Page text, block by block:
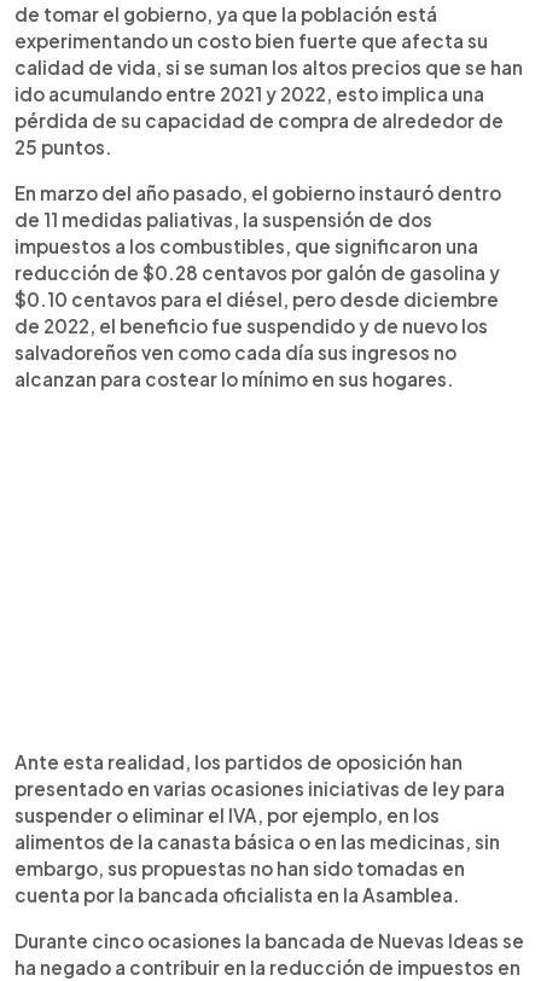
de tomar el gobierno, ya que la población está
experimentando un costo bien fuerte que afecta su
calidad de vida, si se suman los altos precios que se han
ido acumulando entre 2021 y 2022, esto implica una
pérdida de su capacidad de compra de alrededor de
25 puntos.
En marzo del año pasado, el gobierno instauró dentro
de 11 medidas paliativas, la suspensión de dos
impuestos a los combustibles, que significaron una
reducción de $0.28 centavos por galón de gasolina y
$0.10 centavos para el diésel, pero desde diciembre
de 2022, el beneficio fue suspendido y de nuevo los
salvadoreños ven como cada día sus ingresos no
alcanzan para costear lo mínimo en sus hogares.
Ante esta realidad, los partidos de oposición han
presentado en varias ocasiones iniciativas de ley para
suspender o eliminar el IVA, por ejemplo, en los
alimentos de la canasta básica o en las medicinas, sin
embargo, sus propuestas no han sido tomadas en
cuenta por la bancada oficialista en la Asamblea.
Durante cinco ocasiones la bancada de Nuevas Ideas se
ha negado a contribuir en la reducción de impuestos en